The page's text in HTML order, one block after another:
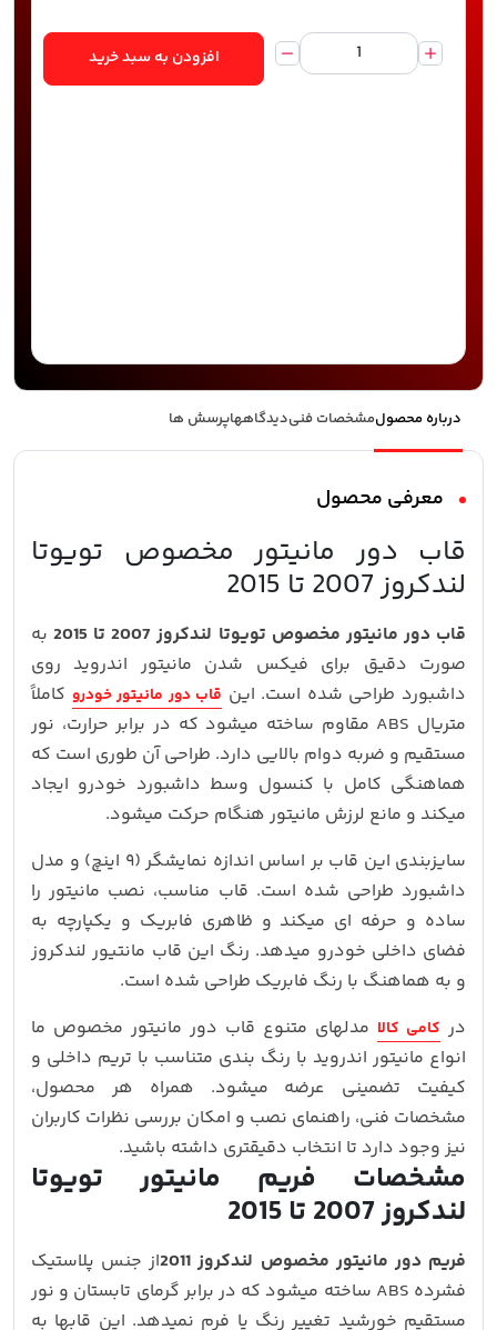
افزودن به سبد خرید
درباره محصولمشخصات فنیدیدگاههاپرسش ها
معرفی محصول
قاب دور مانیتور مخصوص تویوتا
لندکروز 2007 تا 2015
قاب دور مانیتور مخصوص تویوتا لندکروز 2007 تا 2015
به‌
صورت دقیق برای فیکس شدن مانیتور اندروید روی
داشبورد طراحی شده است. این قاب دور مانیتور خودرو کاملاً
متریال ABS مقاوم ساخته میشود که در برابر حرارت، نور
مستقیم و ضربه دوام بالایی دارد. طراحی آن طوری است که
هماهنگی کامل با کنسول وسط داشبورد خودرو ایجاد
میکند و مانع لرزش مانیتور هنگام حرکت میشود.
سایزبندی این قاب بر اساس اندازه نمایشگر (۹ اینچ) و مدل
داشبورد طراحی شده است. قاب مناسب، نصب مانیتور را
ساده و حرفه‌ ای میکند و ظاهری فابریک و یکپارچه به
فضای داخلی خودرو میدهد. رنگ این قاب مانتیور لندکروز
و به هماهنگ با رنگ فابریک طراحی شده است.
در کامی کالا مدلهای متنوع قاب دور مانیتور مخصوص ما
انواع مانیتور اندروید با رنگ‌ بندی متناسب با تریم داخلی و
کیفیت تضمینی عرضه میشود. همراه هر محصول،
مشخصات فنی، راهنمای نصب و امکان بررسی نظرات کاربران
نیز وجود دارد تا انتخاب دقیقتری داشته باشید.
مشخصات فریم مانیتور تویوتا
لندکروز 2007 تا 2015
فریم دور مانیتور مخصوص لندکروز 2011
از جنس پلاستیک
فشرده ABS ساخته میشود که در برابر گرمای تابستان و نور
مستقیم خورشید تغییر رنگ یا فرم نمیدهد. این قابها به‌